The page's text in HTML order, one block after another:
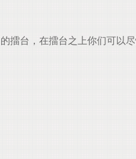
台，在擂台之上你们可以